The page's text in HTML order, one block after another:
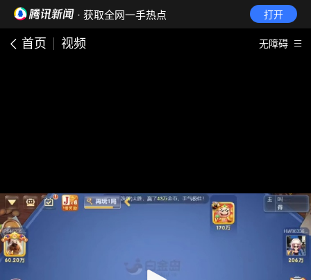
· 获取全网一手热点 打开
首页 视频 无障碍